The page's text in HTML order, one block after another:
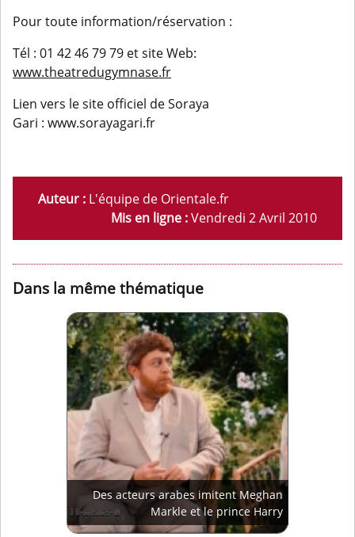
Pour toute information/réservation :
Tél : 01 42 46 79 79 et site Web:
www.theatredugymnase.fr
Lien vers le site officiel de Soraya
Gari : www.sorayagari.fr
Auteur : L'équipe de Orientale.fr
Mis en ligne :Vendredi 2 Avril 2010
Dans la même thématique
Des acteurs arabes imitent Meghan
Markle et le prince Harry